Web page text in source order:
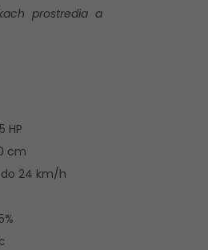
prostredia a
HP
cm
do 24 km/h